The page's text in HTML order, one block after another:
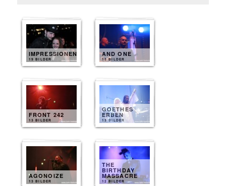
IMPRESSIONEN
19 BILDER
AND ONE
13 BILDER
FRONT 242
13 BILDER
GOETHES
ERBEN
13 BILDER
AGONOIZE
13 BILDER
THE
BIRTHDAY
MASSACRE
12 BILDER